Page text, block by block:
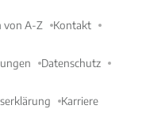
von A-Z Kontakt
Datenschutz
Karriere